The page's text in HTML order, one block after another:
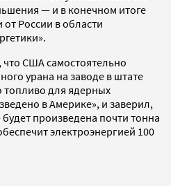
— и в конечном итоге
России в области
, что США самостоятельно
урана на заводе в штате
топливо для ядерных
в Америке», и заверил,
будет произведена почти тонна
электроэнергией 100